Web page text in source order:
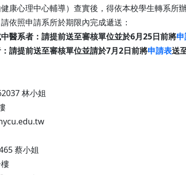
康心理中心輔導）查實後，得依本校學生轉系所
依照申請系所於期限內完成遞送：
醫系者：請提前送至審核單位並於6月25日前將
請提前送至審核單位並請於7月2日前將申請表送
林小姐
蔡小姐